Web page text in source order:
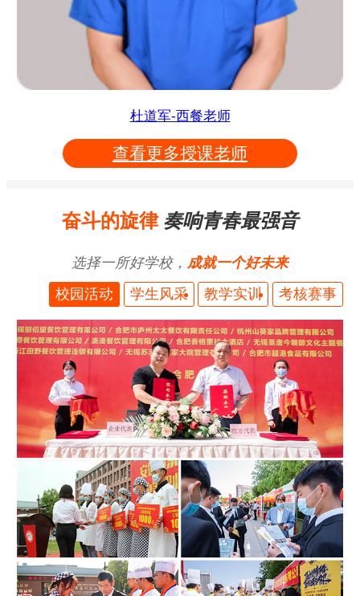
杜道军-西餐老师
查看更多授课老师
奋斗的旋律奏响青春最强音
选择一所好学校， 成就一个好未来
校园活动
学生风采 教学实训 考核赛事